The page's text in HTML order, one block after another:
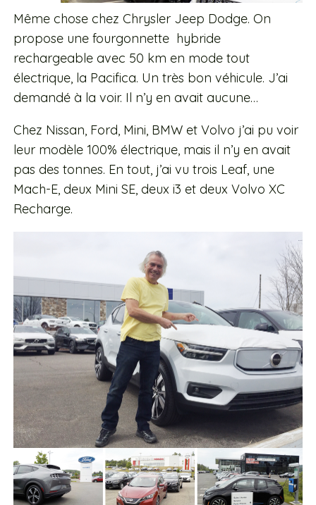
Même chose chez Chrysler Jeep Dodge. On
propose une fourgonnette hybride
rechargeable avec 50 km en mode tout
électrique, la Pacifica. Un très bon véhicule. J’ai
demandé à la voir. Il n’y en avait aucune…
Chez Nissan, Ford, Mini, BMW et Volvo j’ai pu voir
leur modèle 100% électrique, mais il n’y en avait
pas des tonnes. En tout, j’ai vu trois Leaf, une
Mach-E, deux Mini SE, deux i3 et deux Volvo XC
Recharge.